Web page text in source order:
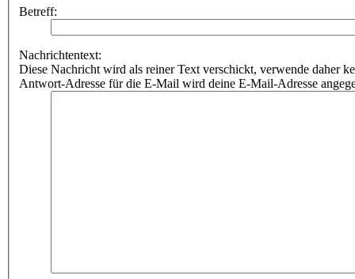
Betreff:
Nachrichtentext:
Diese Nachricht wird als reiner Text verschickt, verwende daher
Antwort-Adresse für die E-Mail wird deine E-Mail-Adresse